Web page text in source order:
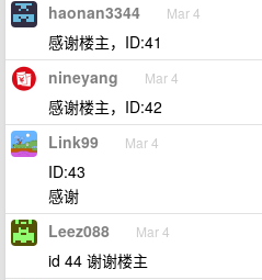
haonan3344 Mar 4
感谢楼主，ID:41
nineyang Mar 4
感谢楼主，ID:42
Link99 Mar 4
ID:43
感谢
Leez088 Mar 4
id 44 谢谢楼主